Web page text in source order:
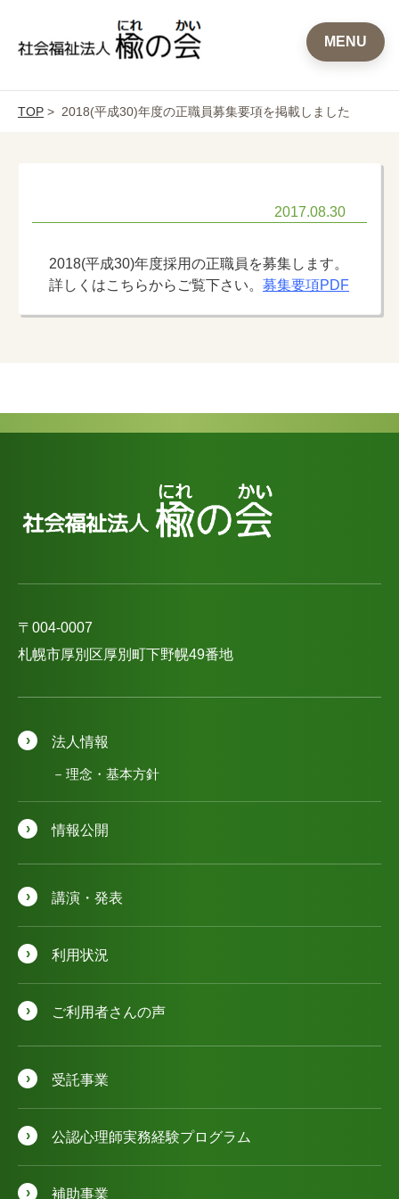
MENU
TOP > 2018(平成30)年度の正職員募集要項を掲載しました
2017.08.30
2018(平成30)年度採用の正職員を募集します。
詳しくはこちらからご覧下さい。 募集要項PDF
〒004-0007
札幌市厚別区厚別町下野幌49番地
法人情報
理念・基本方針
情報公開
講演・発表
利用状況
ご利用者さんの声
受託事業
公認⼼理師実務経験プログラム
補助事業